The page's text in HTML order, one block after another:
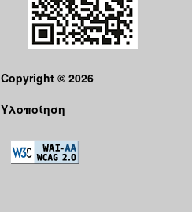
Copyright © 2026
Υλοποίηση